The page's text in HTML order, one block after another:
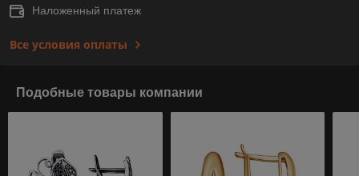
Наложенный платеж
Все условия оплаты
Подобные товары компании